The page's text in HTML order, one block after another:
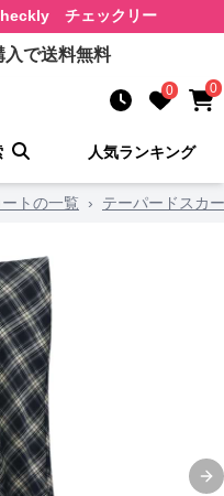
チェックリー
で送料無料
0 0
人気ランキング
ートの一覧 › テーパードスカ